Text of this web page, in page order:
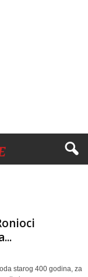
starog 400 godina, za